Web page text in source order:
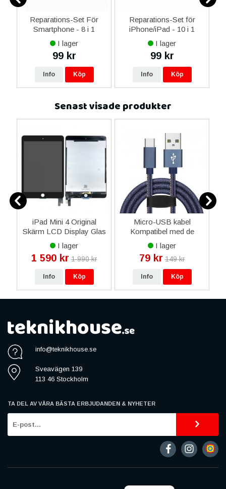
Reparations-Set För
Smartphone - 8 i 1
I lager
99 kr
Info Köp
Reparations-Set för
iPhone/iPad - 10 i 1
I lager
99 kr
Info Köp
Senast visade produkter
iPad Mini 4 Original
Skärm LCD Display Glas
Komplett - Svart
I lager
1 590 kr 1 990 kr
Info Köp
Micro-USB kabel
Kompatibel med de
Flesta Smarttelefonerna
I lager
79 kr 149 kr
Info Köp
info@teknikhouse.se
Sveavägen 139
113 46 Stockholm
TA DEL AV VÅRA BÄSTA ERBJUDANDEN & NYHETER